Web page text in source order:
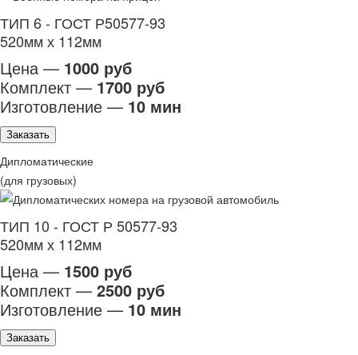
ТИП 6 - ГОСТ Р50577-93
520мм х 112мм
Цена — 1000 руб
Комплект — 1700 руб
Изготовление — 10 мин
Заказать
Дипломатические
(для грузовых)
ТИП 10 - ГОСТ Р 50577-93
520мм х 112мм
Цена — 1500 руб
Комплект — 2500 руб
Изготовление — 10 мин
Заказать